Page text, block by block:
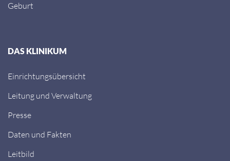
Geburt
DAS KLINIKUM
Einrichtungsübersicht
Leitung und Verwaltung
Presse
Daten und Fakten
Leitbild